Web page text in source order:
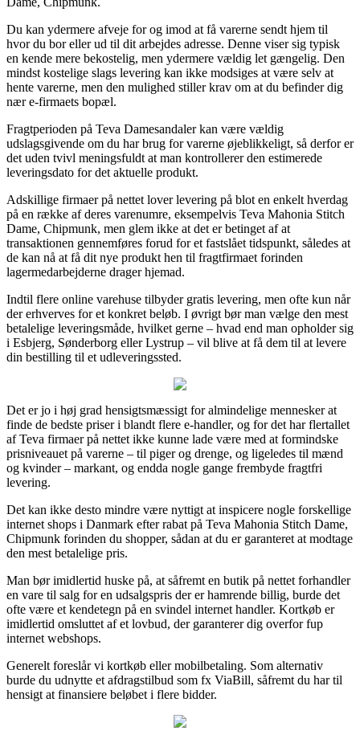
Du kan ydermere afveje for og imod at få varerne sendt hjem til
hvor du bor eller ud til dit arbejdes adresse. Denne viser sig typisk
en kende mere bekostelig, men ydermere vældig let gængelig. Den
mindst kostelige slags levering kan ikke modsiges at være selv at
hente varerne, men den mulighed stiller krav om at du befinder dig
nær e-firmaets bopæl.
Fragtperioden på Teva Damesandaler kan være vældig
udslagsgivende om du har brug for varerne øjeblikkeligt, så derfor er
det uden tvivl meningsfuldt at man kontrollerer den estimerede
leveringsdato for det aktuelle produkt.
Adskillige firmaer på nettet lover levering på blot en enkelt hverdag
på en række af deres varenumre, eksempelvis Teva Mahonia Stitch
Dame, Chipmunk, men glem ikke at det er betinget af at
transaktionen gennemføres forud for et fastslået tidspunkt, således at
de kan nå at få dit nye produkt hen til fragtfirmaet forinden
lagermedarbejderne drager hjemad.
Indtil flere online varehuse tilbyder gratis levering, men ofte kun når
der erhverves for et konkret beløb. I øvrigt bør man vælge den mest
betalelige leveringsmåde, hvilket gerne – hvad end man opholder sig
i Esbjerg, Sønderborg eller Lystrup – vil blive at få dem til at levere
din bestilling til et udleveringssted.
Det er jo i høj grad hensigtsmæssigt for almindelige mennesker at
finde de bedste priser i blandt flere e-handler, og for det har flertallet
af Teva firmaer på nettet ikke kunne lade være med at formindske
prisniveauet på varerne – til piger og drenge, og ligeledes til mænd
og kvinder – markant, og endda nogle gange frembyde fragtfri
levering.
Det kan ikke desto mindre være nyttigt at inspicere nogle forskellige
internet shops i Danmark efter rabat på Teva Mahonia Stitch Dame,
Chipmunk forinden du shopper, sådan at du er garanteret at modtage
den mest betalelige pris.
Man bør imidlertid huske på, at såfremt en butik på nettet forhandler
en vare til salg for en udsalgspris der er hamrende billig, burde det
ofte være et kendetegn på en svindel internet handler. Kortkøb er
imidlertid omsluttet af et lovbud, der garanterer dig overfor fup
internet webshops.
Generelt foreslår vi kortkøb eller mobilbetaling. Som alternativ
burde du udnytte et afdragstilbud som fx ViaBill, såfremt du har til
hensigt at finansiere beløbet i flere bidder.